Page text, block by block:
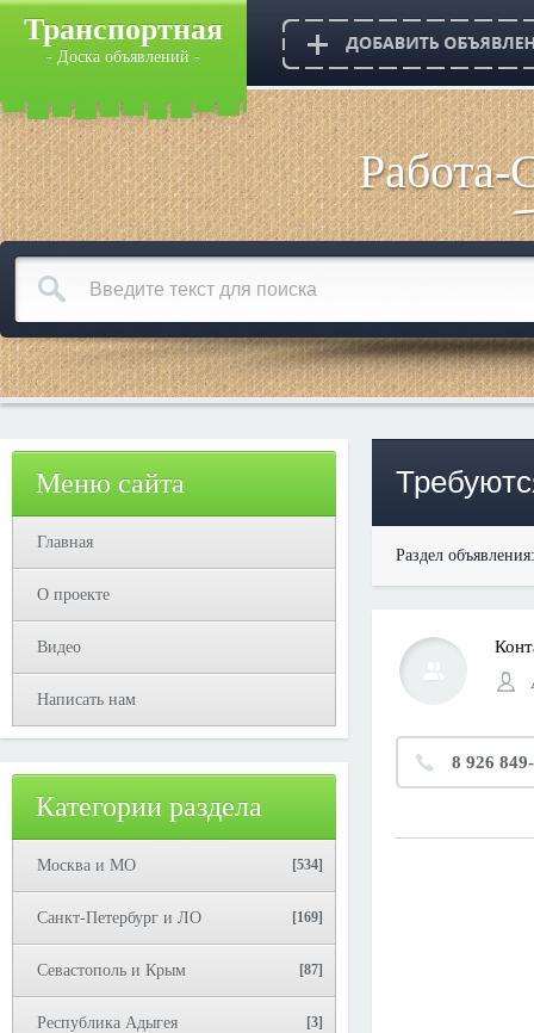
Транспортная
- Доска объявлений -
Меню сайта
Главная
О проекте
Видео
Написать нам
Категории раздела
Москва и МО [534]
Санкт-Петербург и ЛО [169]
Севастополь и Крым [87]
Республика Адыгея [3]
Раздел
8 926